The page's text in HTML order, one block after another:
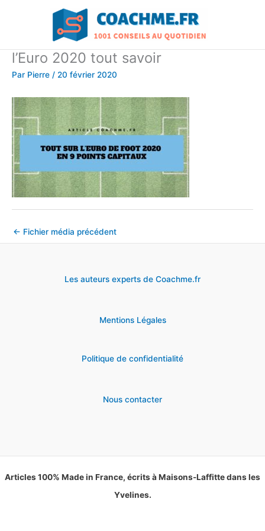
l’Euro 2020 tout savoir
Par Pierre / 20 février 2020
← Fichier média précédent
Les auteurs experts de Coachme.fr
Mentions Légales
Politique de confidentialité
Nous contacter
Articles 100% Made in France, écrits à Maisons-Laffitte dans les
Yvelines.